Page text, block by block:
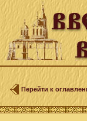
Перейти к